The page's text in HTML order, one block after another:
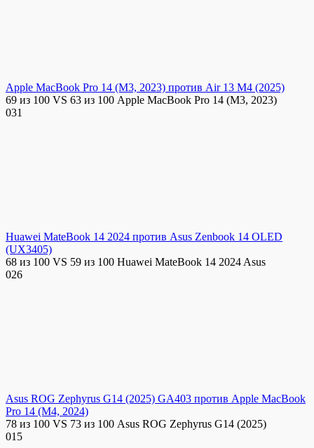
Apple MacBook Pro 14 (M3, 2023) против Air 13 M4 (2025)
69 из 100 VS 63 из 100 Apple MacBook Pro 14 (M3, 2023)
031
Huawei MateBook 14 2024 против Asus Zenbook 14 OLED
(UX3405)
68 из 100 VS 59 из 100 Huawei MateBook 14 2024 Asus
026
Asus ROG Zephyrus G14 (2025) GA403 против Apple MacBook
Pro 14 (M4, 2024)
78 из 100 VS 73 из 100 Asus ROG Zephyrus G14 (2025)
015